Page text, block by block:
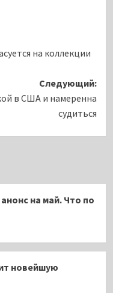
на коллекции
Следующий:
в США и намеренна
судиться
на май. Что по
новейшую